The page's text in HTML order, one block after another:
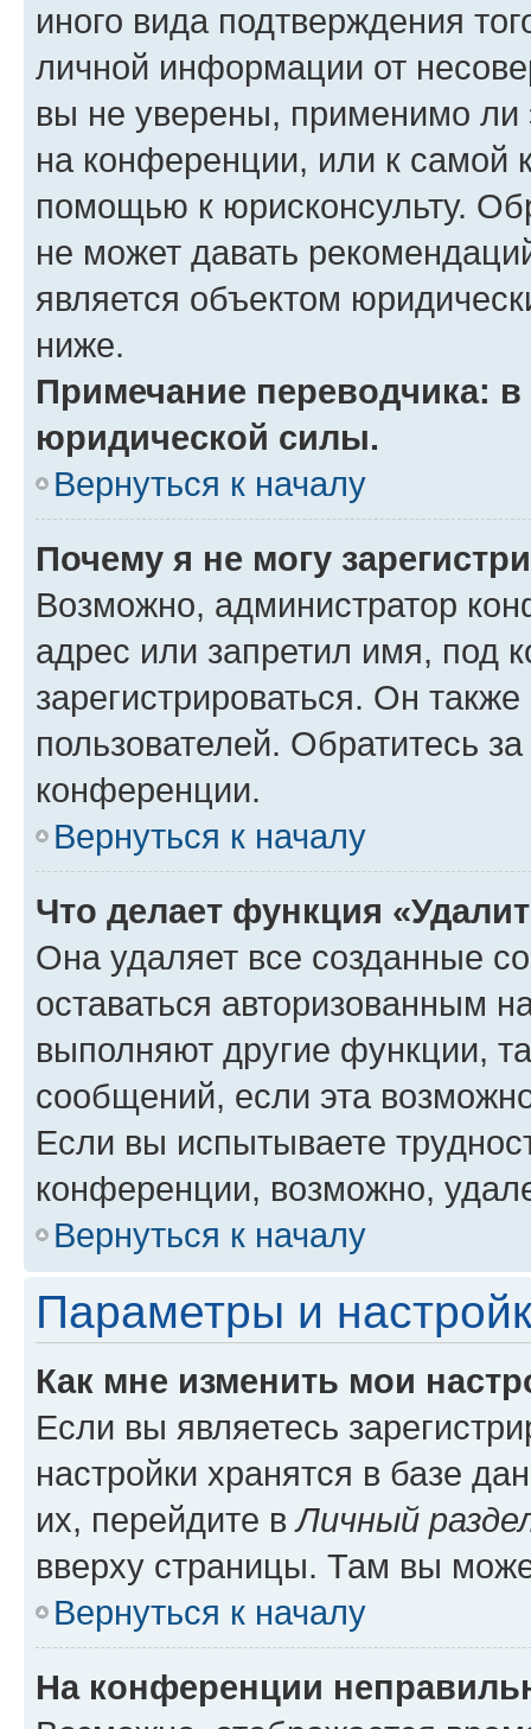
иного вида подтверждения
личной информации от
вы не уверены, применимо ли
на конференции, или к самой
помощью к юрисконсульту.
не может давать
является объектом
ниже.
Примечание переводчика:
юридической силы.
Вернуться к началу
Почему я не могу
Возможно, администратор
адрес или запретил имя, под
зарегистрироваться. Он
пользователей. Обратитесь
конференции.
Вернуться к началу
Что делает функция
Она удаляет все созданные
оставаться авторизованным
выполняют другие функции,
сообщений, если эта
Если вы испытываете
конференции, возможно,
Вернуться к началу
Параметры и
Как мне изменить мои
Если вы являетесь
настройки хранятся в базе
их, перейдите вЛичный
вверху страницы. Там вы
Вернуться к началу
На конференции